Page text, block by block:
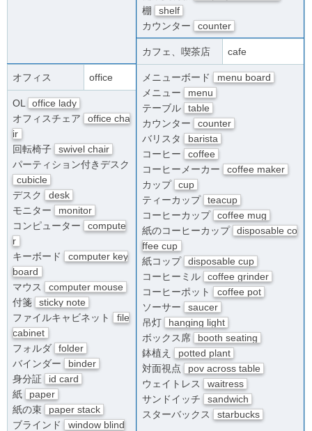
棚
shelf
カウンター
counter
カフェ、喫茶店 cafe
オフィス office メニューボード
menu board
メニュー
menu
テーブル
table
カウンター
counter
バリスタ
barista
コーヒー
coffee
コーヒーメーカー
coffee maker
カップ cup
ティーカップ teacup
コーヒーカップ coffee mug
紙のコーヒーカップ disposable co
ffee cup
紙コップ disposable cup
コーヒーミル
coffee grinder
コーヒーポット
coffee pot
ソーサー
saucer
吊灯
hanging light
ボックス席
booth seating
鉢植え
potted plant
対面視点
pov across table
ウェイトレス
waitress
サンドイッチ
sandwich
スターバックス
starbucks
OL
office lady
オフィスチェア
office cha
ir
回転椅子
swivel chair
パーティション付きデスク
cubicle
デスク
desk
モニター
monitor
コンピューター
compute
r
キーボード
computer key
board
マウス
computer mouse
付箋
sticky note
ファイルキャビネット
file
cabinet
フォルダ
folder
バインダー
binder
身分証
id card
紙
paper
紙の束
paper stack
ブラインド
window blind